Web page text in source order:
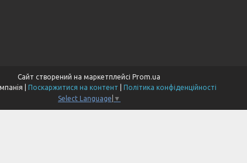
Сайт створений на маркетплейсі Prom.ua
Поскаржитися на контент
Політика конфіденційності
Select Language ▼